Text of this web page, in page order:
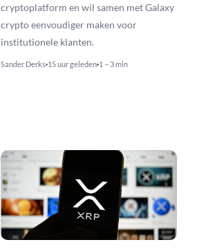
cryptoplatform en wil samen met Galaxy
crypto eenvoudiger maken voor
institutionele klanten.
Sander Derks 15 uur geleden 1 – 3 min